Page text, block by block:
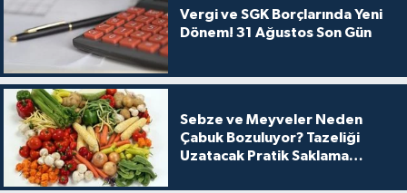
Vergi ve SGK Borçlarında Yeni
Dönem! 31 Ağustos Son Gün
Sebze ve Meyveler Neden
Çabuk Bozuluyor? Tazeliği
Uzatacak Pratik Saklama